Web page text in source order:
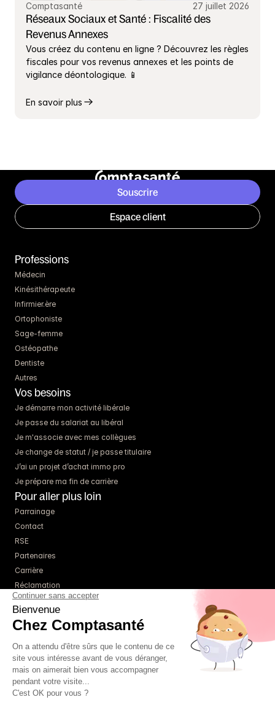
Comptasanté 27 juillet 2026
Réseaux Sociaux et Santé : Fiscalité des
Revenus Annexes
Vous créez du contenu en ligne ? Découvrez les règles
fiscales pour vos revenus annexes et les points de
vigilance déontologique. 📱
En savoir plus
Souscrire
Espace client
Professions
Médecin
Kinésithérapeute
Infirmier.ère
Ortophoniste
Sage-femme
Ostéopathe
Dentiste
Autres
Vos besoins
Je démarre mon activité libérale
Je passe du salariat au libéral
Je m'associe avec mes collègues
Je change de statut / je passe titulaire
J’ai un projet d’achat immo pro
Je prépare ma fin de carrière
Pour aller plus loin
Parrainage
Contact
RSE
Partenaires
Carrière
Réclamation
Ressources
Blog
Guides
Webinaires
Simulateurs
À propos
Tarifs